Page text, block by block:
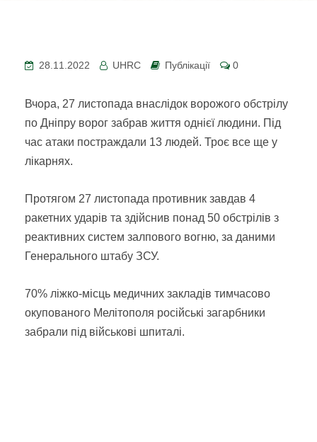
28.11.2022 UHRC Публікації 0
Вчора, 27 листопада внаслідок ворожого обстрілу
по Дніпру ворог забрав життя однієї людини. Під
час атаки постраждали 13 людей. Троє все ще у
лікарнях.
Протягом 27 листопада противник завдав 4
ракетних ударів та здійснив понад 50 обстрілів з
реактивних систем залпового вогню, за даними
Генерального штабу ЗСУ.
70% ліжко-місць медичних закладів тимчасово
окупованого Мелітополя російські загарбники
забрали під військові шпиталі.